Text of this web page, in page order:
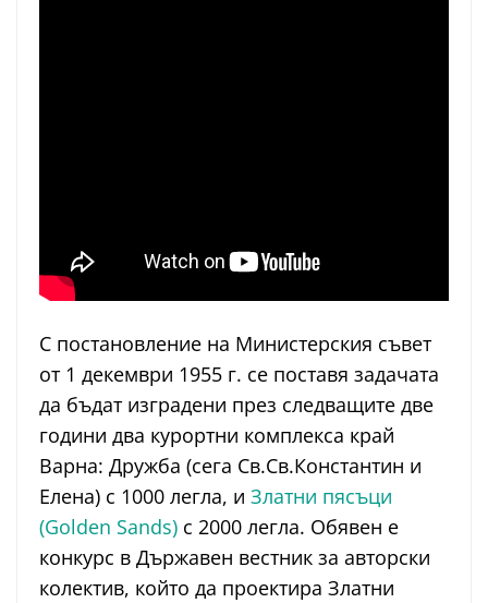
С постановление на Министерския съвет
от 1 декември 1955 г. се поставя задачата
да бъдат изградени през следващите две
години два курортни комплекса край
Варна: Дружба (сега Св.Св.Константин и
Елена) с 1000 легла, и Златни пясъци
(Golden Sands) с 2000 легла. Обявен е
конкурс в Държавен вестник за авторски
колектив, който да проектира Златни